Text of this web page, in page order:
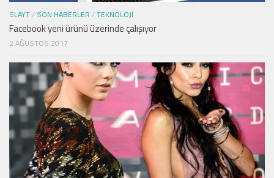
SLAYT/ SON HABERLER /TEKNOLOJI
Facebook yeni ürünü üzerinde çalışıyor
2 AĞUSTOS 2017